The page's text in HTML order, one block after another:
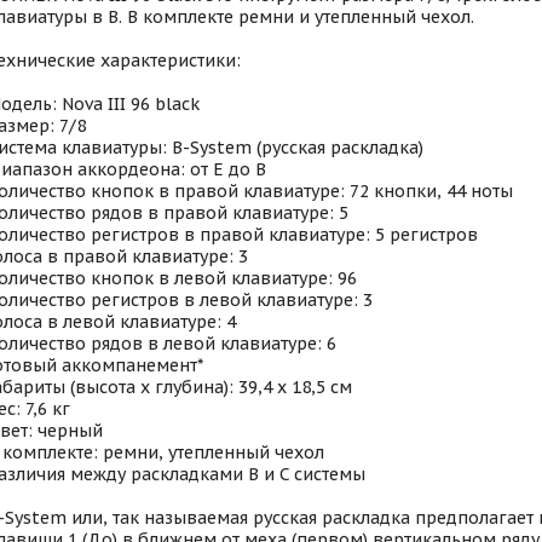
в B. В комплекте ремни и утепленный чехол.
характеристики:
Nova III 96 black
7/8
клавиатуры: B-System (русская раскладка)
аккордеона: от E до B
кнопок в правой клавиатуре: 72 кнопки, 44 ноты
рядов в правой клавиатуре: 5
регистров в правой клавиатуре: 5 регистров
в правой клавиатуре: 3
кнопок в левой клавиатуре: 96
регистров в левой клавиатуре: 3
в левой клавиатуре: 4
рядов в левой клавиатуре: 6
аккомпанемент*
(высота x глубина): 39,4 x 18,5 см
7,6 кг
черный
ремни, утепленный чехол
между раскладками B и C системы
System или, так называемая русская раскладка